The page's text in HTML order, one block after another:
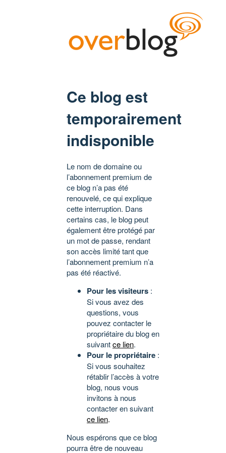
Ce blog est
temporairement
indisponible
Le nom de domaine ou
l’abonnement premium de
ce blog n’a pas été
renouvelé, ce qui explique
cette interruption. Dans
certains cas, le blog peut
également être protégé par
un mot de passe, rendant
son accès limité tant que
l’abonnement premium n’a
pas été réactivé.
Pour les visiteurs :
Si vous avez des
questions, vous
pouvez contacter le
propriétaire du blog en
suivantce lien.
Pour le propriétaire :
Si vous souhaitez
rétablir l’accès à votre
blog, nous vous
invitons à nous
contacter en suivant
ce lien.
Nous espérons que ce blog
pourra être de nouveau